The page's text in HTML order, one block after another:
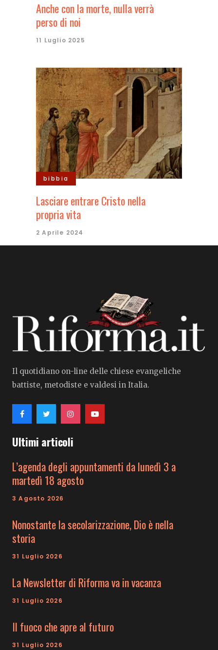
Anche con la morte, nulla verrà
perso di noi
11 Luglio 2025
bibbia
Lasciare entrare Cristo nella
propria vita
2 Aprile 2024
Il quotidiano on-line delle chiese evangeliche
battiste, metodiste e valdesi in Italia.
Ultimi articoli
L’agenda degli appuntamenti da lunedì 3 a
martedì 18 agosto
3 Agosto 2026
Nonostante la secolarizzazione, Dio è nella
storia
31 Luglio 2026
La Newsletter di Riforma va in vacanza
31 Luglio 2026
Il fuoco che apre al futuro
31 Luglio 2026